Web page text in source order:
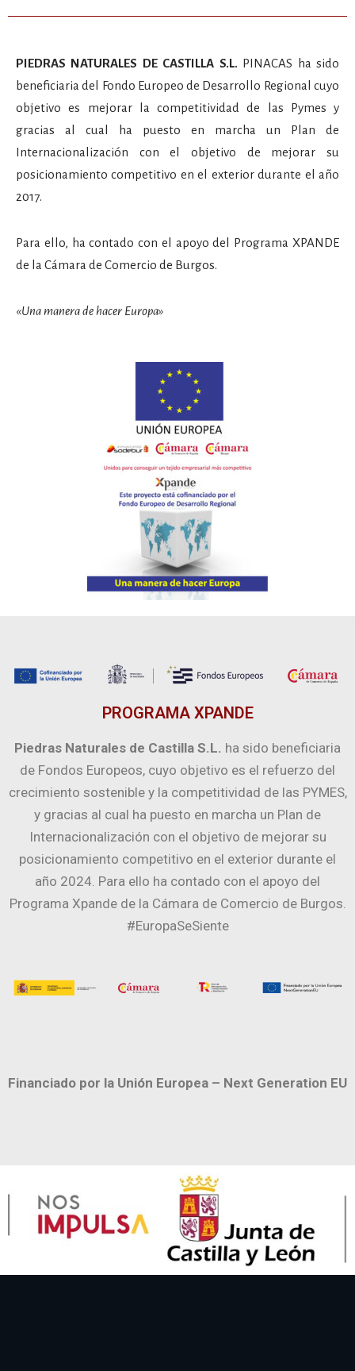
PIEDRAS NATURALES DE CASTILLA S.L. PINACAS ha sido
beneficiaria del Fondo Europeo de Desarrollo Regional cuyo
objetivo es mejorar la competitividad de las Pymes y
gracias al cual ha puesto en marcha un Plan de
Internacionalización con el objetivo de mejorar su
posicionamiento competitivo en el exterior durante el año
2017.
Para ello, ha contado con el apoyo del Programa XPANDE
de la Cámara de Comercio de Burgos.
«Una manera de hacer Europa»
PROGRAMA XPANDE
Piedras Naturales de Castilla S.L. ha sido beneficiaria
de Fondos Europeos, cuyo objetivo es el refuerzo del
crecimiento sostenible y la competitividad de las PYMES,
y gracias al cual ha puesto en marcha un Plan de
Internacionalización con el objetivo de mejorar su
posicionamiento competitivo en el exterior durante el
año 2024. Para ello ha contado con el apoyo del
Programa Xpande de la Cámara de Comercio de Burgos.
#EuropaSeSiente
Financiado por la Unión Europea – Next Generation EU